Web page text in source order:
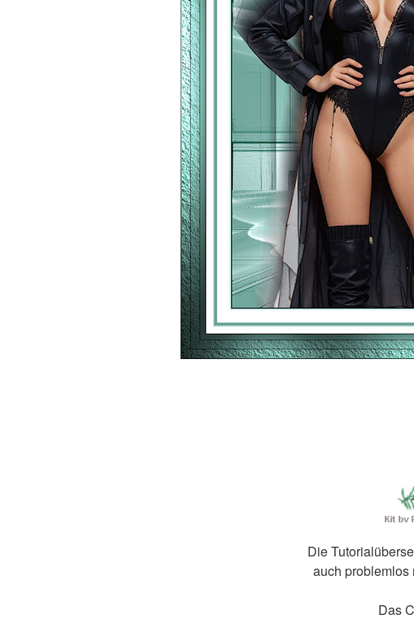
Die
auch problemlos
Das